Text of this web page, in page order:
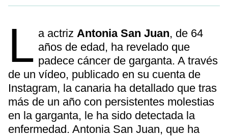
L a actrizAntonia San Juan, de 64
años de edad, ha revelado que
padece cáncer de garganta. A través
de un vídeo, publicado en su cuenta de
Instagram, la canaria ha detallado que tras
más de un año con persistentes molestias
en la garganta, le ha sido detectada la
enfermedad. Antonia San Juan, que ha